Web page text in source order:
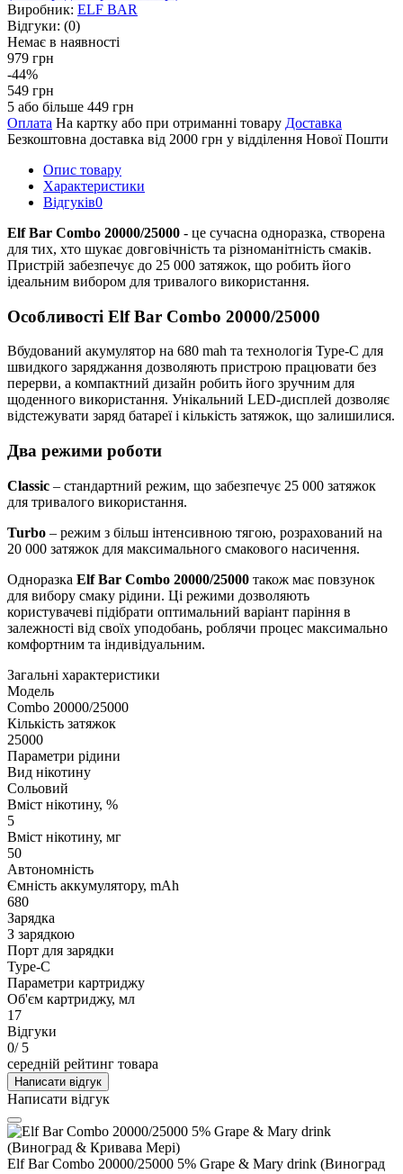
Виробник: ELF BAR
Відгуки: (0)
Немає в наявності
979 грн
-44%
549 грн
5 або більше 449 грн
Оплата На картку або при отриманні товару Доставка
Безкоштовна доставка від 2000 грн у відділення Нової Пошти
Опис товару
Характеристики
Відгуків0
Elf Bar Combo 20000/25000 - це сучасна одноразка, створена
для тих, хто шукає довговічність та різноманітність смаків.
Пристрій забезпечує до 25 000 затяжок, що робить його
ідеальним вибором для тривалого використання.
Особливості Elf Bar Combo 20000/25000
Вбудований акумулятор на 680 mah та технологія Type-C для
швидкого заряджання дозволяють пристрою працювати без
перерви, а компактний дизайн робить його зручним для
щоденного використання. Унікальний LED-дисплей дозволяє
відстежувати заряд батареї і кількість затяжок, що залишилися.
Два режими роботи
Classic – стандартний режим, що забезпечує 25 000 затяжок
для тривалого використання.
Turbo – режим з більш інтенсивною тягою, розрахований на
20 000 затяжок для максимального смакового насичення.
Одноразка Elf Bar Combo 20000/25000 також має повзунок
для вибору смаку рідини. Ці режими дозволяють
користувачеві підібрати оптимальний варіант паріння в
залежності від своїх уподобань, роблячи процес максимально
комфортним та індивідуальним.
Загальні характеристики
Модель
Combo 20000/25000
Кількість затяжок
25000
Параметри рідини
Вид нікотину
Сольовий
Вміст нікотину, %
5
Вміст нікотину, мг
50
Автономність
Ємність аккумулятору, mAh
680
Зарядка
З зарядкою
Порт для зарядки
Type-C
Параметри картриджу
Об'єм картриджу, мл
17
Відгуки
0/ 5
середній рейтинг товара
Написати відгук
Написати відгук
Elf Bar Combo 20000/25000 5% Grape & Mary drink (Виноград